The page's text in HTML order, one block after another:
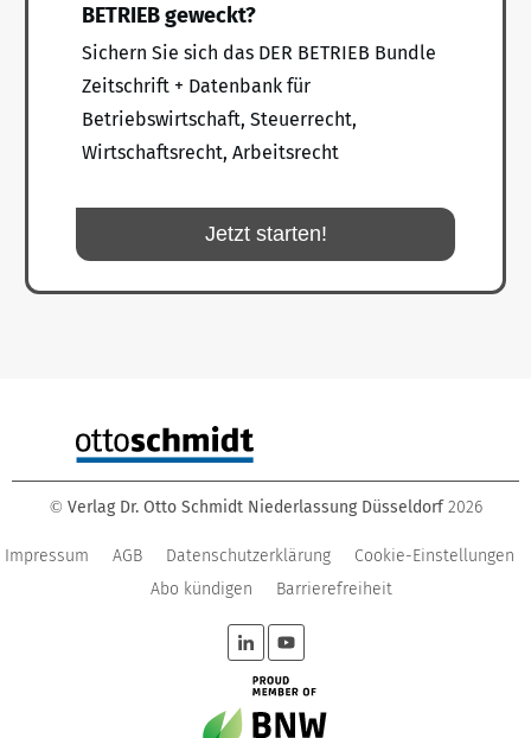
BETRIEB geweckt?
Sichern Sie sich das DER BETRIEB Bundle
Zeitschrift + Datenbank für
Betriebswirtschaft, Steuerrecht,
Wirtschaftsrecht, Arbeitsrecht
Jetzt starten!
© Verlag Dr. Otto Schmidt Niederlassung Düsseldorf 2026
Impressum AGB Datenschutzerklärung
Cookie-Einstellungen
Abo kündigen
Barrierefreiheit